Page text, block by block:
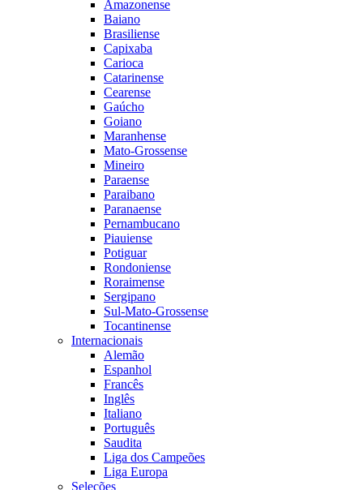
Amazonense
Baiano
Brasiliense
Capixaba
Carioca
Catarinense
Cearense
Gaúcho
Goiano
Maranhense
Mato-Grossense
Mineiro
Paraense
Paraibano
Paranaense
Pernambucano
Piauiense
Potiguar
Rondoniense
Roraimense
Sergipano
Sul-Mato-Grossense
Tocantinense
Internacionais
Alemão
Espanhol
Francês
Inglês
Italiano
Português
Saudita
Liga dos Campeões
Liga Europa
Seleções